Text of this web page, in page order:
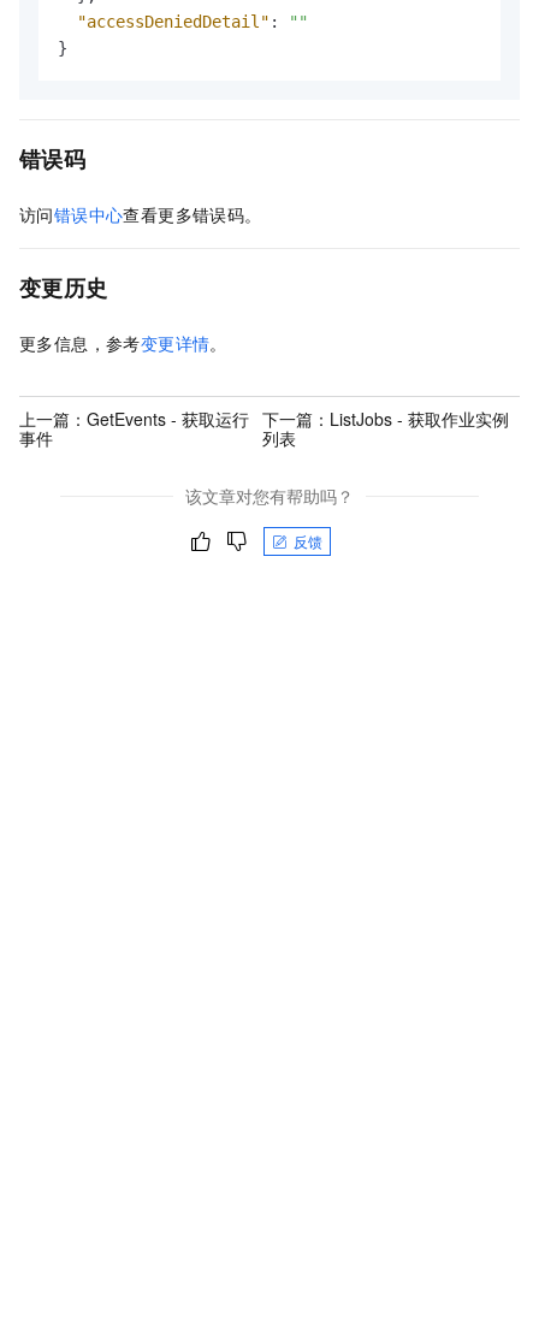
"accessDeniedDetail" :
""
}
错误码
访问错误中心查看更多错误码。
变更历史
更多信息，参考变更详情。
上一篇： GetEvents - 获取运行
事件
下一篇： ListJobs - 获取作业实例
列表
该文章对您有帮助吗？
反馈